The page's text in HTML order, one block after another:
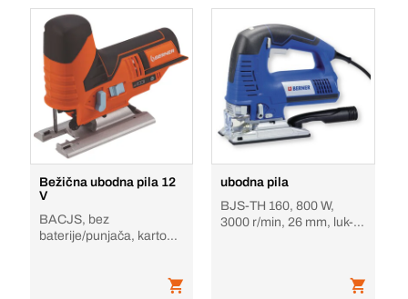
Bežična ubodna pila 12
V
BACJS, bez
baterije/punjača, karton,
ubodna pila
BJS-TH 160, 800 W,
3000 r/min, 26 mm, luk-